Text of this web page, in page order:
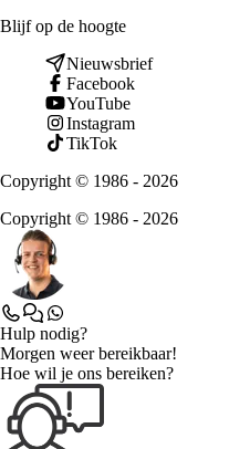
Blijf op de hoogte
Nieuwsbrief
Facebook
YouTube
Instagram
TikTok
Copyright © 1986 - 2026
Copyright © 1986 - 2026
Hulp nodig?
Morgen weer bereikbaar!
Hoe wil je ons bereiken?